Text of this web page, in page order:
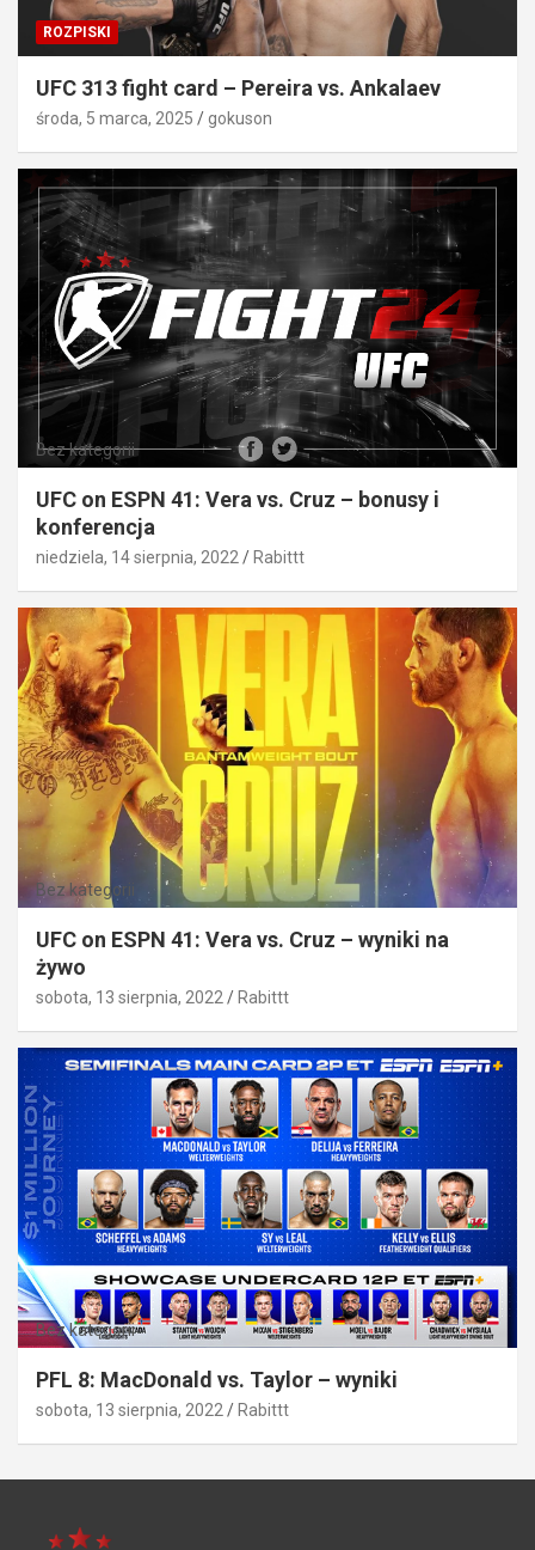
ROZPISKI
UFC 313 fight card – Pereira vs. Ankalaev
środa, 5 marca, 2025 gokuson
Bez kategorii
UFC on ESPN 41: Vera vs. Cruz – bonusy i
konferencja
niedziela, 14 sierpnia, 2022 Rabittt
Bez kategorii
UFC on ESPN 41: Vera vs. Cruz – wyniki na
żywo
sobota, 13 sierpnia, 2022 Rabittt
Bez kategorii
PFL 8: MacDonald vs. Taylor – wyniki
sobota, 13 sierpnia, 2022 Rabittt